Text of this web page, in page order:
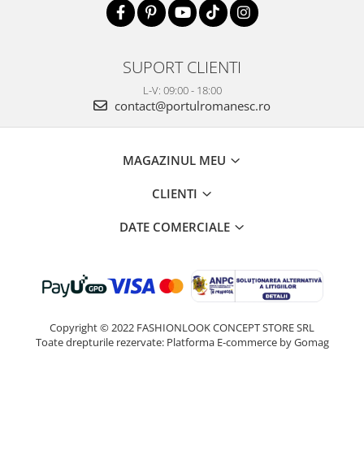
SUPORT CLIENTI
L-V: 09:00 - 18:00
contact@portulromanesc.ro
MAGAZINUL MEU
CLIENTI
DATE COMERCIALE
Copyright © 2022 FASHIONLOOK CONCEPT STORE SRL
Toate drepturile rezervate: Platforma E-commerce by Gomag